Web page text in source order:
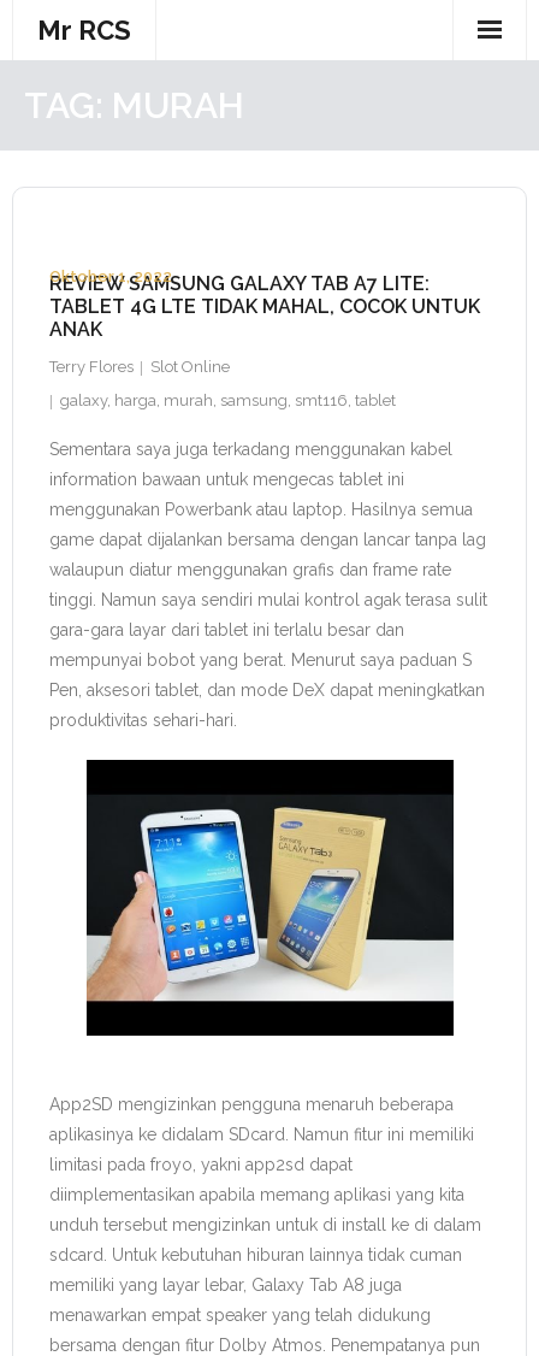
Mr RCS
TAG: MURAH
REVIEW SAMSUNG GALAXY TAB A7 LITE:
TABLET 4G LTE TIDAK MAHAL, COCOK UNTUK
ANAK
Oktober 1, 2022
Terry Flores
Slot Online
galaxy, harga, murah, samsung, smt116, tablet
Sementara saya juga terkadang menggunakan kabel
information bawaan untuk mengecas tablet ini
menggunakan Powerbank atau laptop. Hasilnya semua
game dapat dijalankan bersama dengan lancar tanpa lag
walaupun diatur menggunakan grafis dan frame rate
tinggi. Namun saya sendiri mulai kontrol agak terasa sulit
gara-gara layar dari tablet ini terlalu besar dan
mempunyai bobot yang berat. Menurut saya paduan S
Pen, aksesori tablet, dan mode DeX dapat meningkatkan
produktivitas sehari-hari.
App2SD mengizinkan pengguna menaruh beberapa
aplikasinya ke didalam SDcard. Namun fitur ini memiliki
limitasi pada froyo, yakni app2sd dapat
diimplementasikan apabila memang aplikasi yang kita
unduh tersebut mengizinkan untuk di install ke di dalam
sdcard. Untuk kebutuhan hiburan lainnya tidak cuman
memiliki yang layar lebar, Galaxy Tab A8 juga
menawarkan empat speaker yang telah didukung
bersama dengan fitur Dolby Atmos. Penempatanya pun